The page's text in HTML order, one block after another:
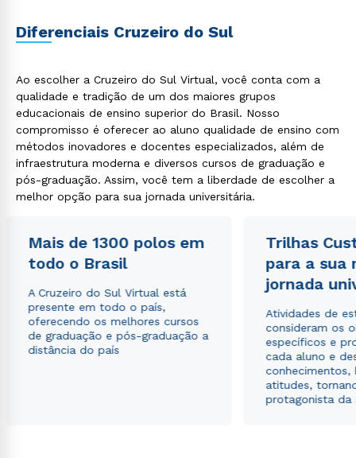
Diferenciais Cruzeiro do Sul
Ao escolher a Cruzeiro do Sul Virtual, você conta com a
qualidade e tradição de um dos maiores grupos
educacionais de ensino superior do Brasil. Nosso
compromisso é oferecer ao aluno qualidade de ensino com
métodos inovadores e docentes especializados, além de
infraestrutura moderna e diversos cursos de graduação e
pós-graduação. Assim, você tem a liberdade de escolher a
melhor opção para sua jornada universitária.
Mais de 1300 polos em
todo o Brasil
A Cruzeiro do Sul Virtual está
presente em todo o país,
oferecendo os melhores cursos
de graduação e pós-graduação a
distância do país
Trilhas
para a sua
jornada
Atividades de
consideram os
específicos e
cada aluno e
conhecimentos,
atitudes,
protagonista da